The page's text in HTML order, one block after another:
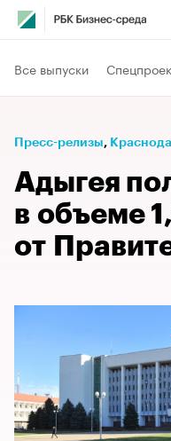
Все выпуски
Пресс-релизы⁠,
Адыгея
в объеме
от